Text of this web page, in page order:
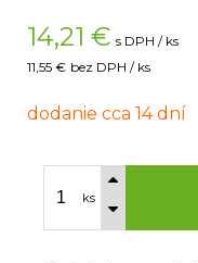
14,21 € s DPH / ks
11,55 € bez DPH / ks
dodanie cca 14 dní
ks